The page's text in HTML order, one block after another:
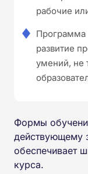
рабочие
Программа
развитие
умений, не
Формы
действующему
обеспечивает
курса.